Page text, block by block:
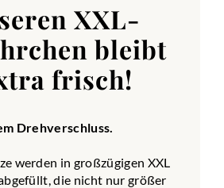
XXL-
bleibt
frisch!
Drehverschluss.
werden in großzügigen XXL
die nicht nur größer